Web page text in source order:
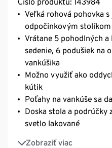
Veľká rohová pohovka s
odpočinkovým stolíkom
Vrátane 5 pohodlných
sedenie, 6 podušiek na
vankúšika
Možno využiť ako
kútik
Poťahy na vankúše sa
Doska stola a podrúčky
svetlo lakované
Zobraziť viac
Kvalitná hliníková